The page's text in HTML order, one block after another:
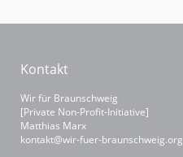
Kontakt
Wir für Braunschweig
[Private Non-Profit-Initiative]
Matthias Marx
kontakt@wir-fuer-braunschweig.org